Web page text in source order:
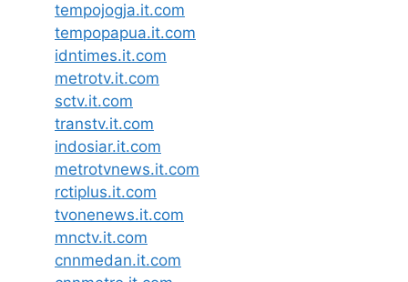
tempojogja.it.com
tempopapua.it.com
idntimes.it.com
metrotv.it.com
sctv.it.com
transtv.it.com
indosiar.it.com
metrotvnews.it.com
rctiplus.it.com
tvonenews.it.com
mnctv.it.com
cnnmedan.it.com